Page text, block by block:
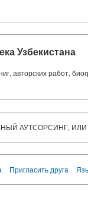
Узбекистана
авторских работ,
АУТСОРСИНГ,
Пригласить друга